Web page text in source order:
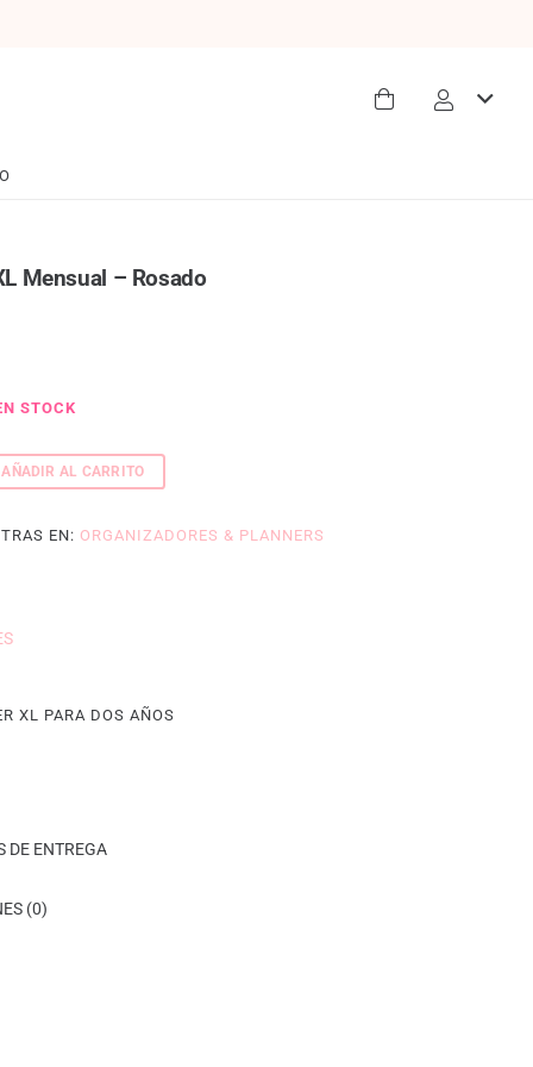
Mensual – Rosado
STOCK
AÑADIR AL CARRITO
EN: ORGANIZADORES & PLANNERS
XL PARA DOS AÑOS
DE ENTREGA
(0)